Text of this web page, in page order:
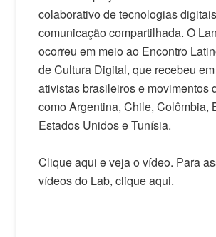
colaborativo de tecnologias
comunicação compartilhada. O
ocorreu em meio ao Encontro
de Cultura Digital, que recebeu
ativistas brasileiros e movimentos
como Argentina, Chile, Colômbia,
Estados Unidos e Tunísia.
Clique aqui e veja o vídeo. Para
vídeos do Lab, clique aqui.